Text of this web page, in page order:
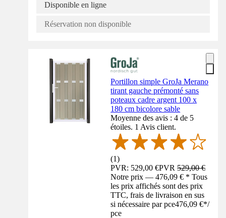
Disponible en ligne
Réservation non disponible
Portillon simple GroJa Merano
tirant gauche prémonté sans
poteaux cadre argent 100 x
180 cm bicolore sable
Moyenne des avis : 4 de 5
étoiles. 1 Avis client.
(1)
PVR: 529,00 €PVR529,00 €
Notre prix — 476,09 € * Tous
les prix affichés sont des prix
TTC, frais de livraison en sus
si nécessaire par pce476,09 €*/
pce